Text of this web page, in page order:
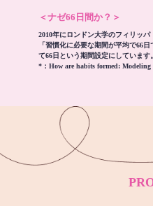
＜ナゼ66日間か？＞
2010年にロンドン大学のフィリッ
「習慣化に必要な期間が平均で66
て66日という期間設定にしています。
*： How are habits formed: